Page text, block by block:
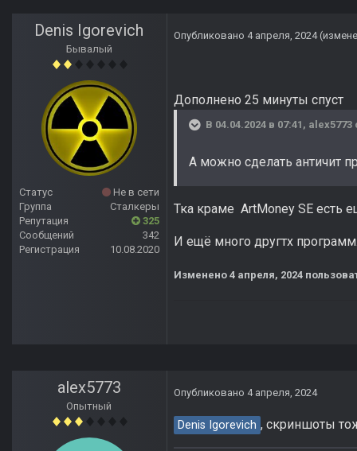
Denis Igorevich
Бывалый
Статус
Не в сети
Группа
Сталкеры
Репутация
325
Сообщений
342
Регистрация
10.08.2020
Опубликовано 4 апреля, 2024
Дополнено 25 минуты спуст
В 04.04.2024 в 07:41, alex5773
А можно сделать античит
Тка краме ArtMoney SE есть
И ещё много другтх
Изменено 4 апреля, 2024
alex5773
Опытный
Опубликовано 4 апреля, 2024
Denis Igorevich , скриншоты